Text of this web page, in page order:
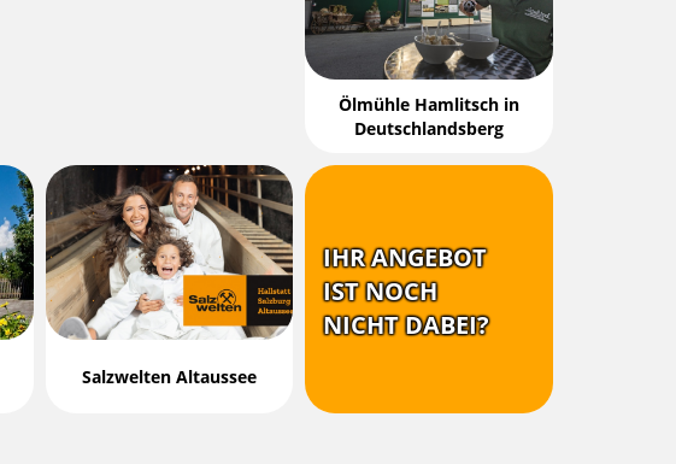
Ölmühle Hamlitsch in
Deutschlandsberg
Salzwelten Altaussee
IHR ANGEBOT
IST NOCH
NICHT DABEI?